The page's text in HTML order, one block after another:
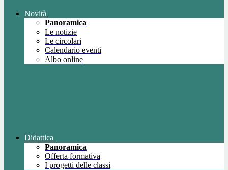
Novità
Panoramica
Le notizie
Le circolari
Calendario eventi
Albo online
Didattica
Panoramica
Offerta formativa
I progetti delle classi